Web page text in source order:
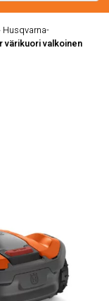
Husqvarna-
värikuori valkoinen